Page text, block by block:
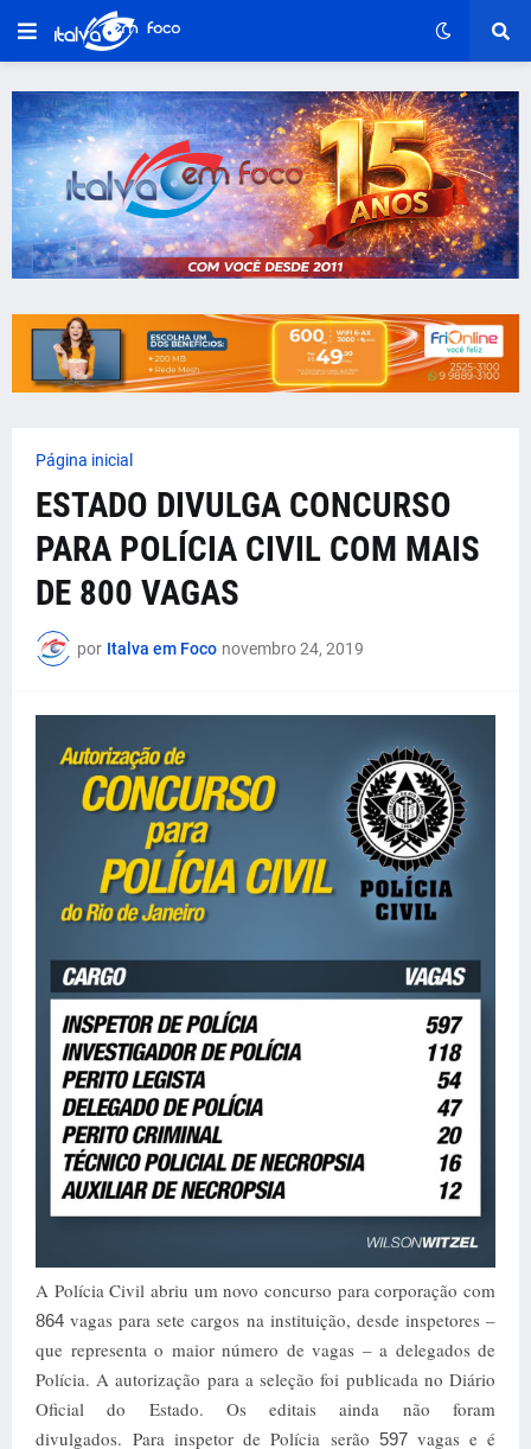
Página inicial
ESTADO DIVULGA CONCURSO
PARA POLÍCIA CIVIL COM MAIS
DE 800 VAGAS
por Italva em Foco novembro 24, 2019
A Polícia Civil abriu um novo concurso para corporação com
864 vagas para sete cargos na instituição, desde inspetores –
que representa o maior número de vagas – a delegados de
Polícia. A autorização para a seleção foi publicada no Diário
Oficial do Estado. Os editais ainda não foram
divulgados.Para inspetor de Polícia serão 597vagas e é